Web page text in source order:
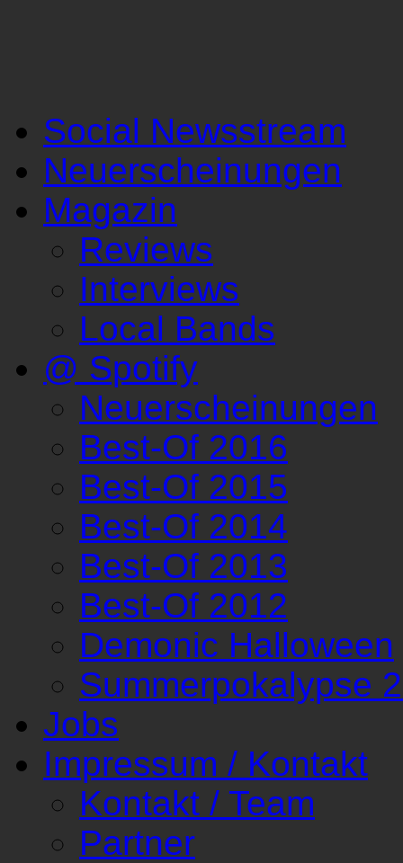
Social Newsstream
Neuerscheinungen
Magazin
Reviews
Interviews
Local Bands
@ Spotify
Neuerscheinungen
Best-Of 2016
Best-Of 2015
Best-Of 2014
Best-Of 2013
Best-Of 2012
Demonic Halloween
Summerpokalypse
Jobs
Impressum / Kontakt
Kontakt / Team
Partner